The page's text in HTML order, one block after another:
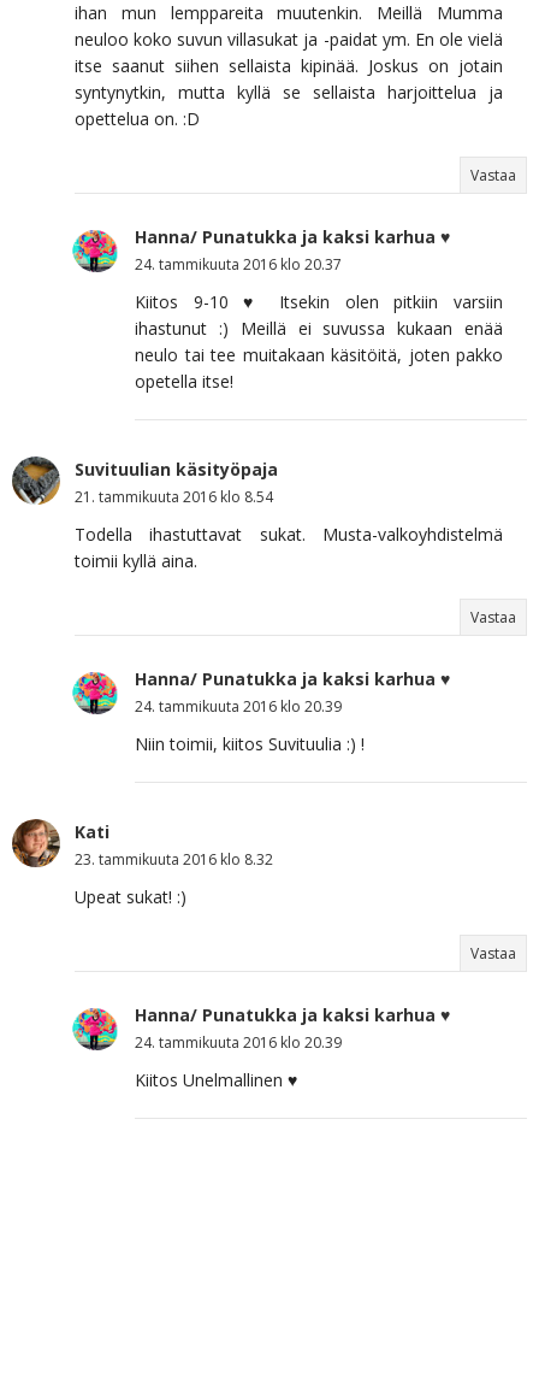
ihan mun lemppareita muutenkin. Meillä Mumma
neuloo koko suvun villasukat ja -paidat ym. En ole vielä
itse saanut siihen sellaista kipinää. Joskus on jotain
syntynytkin, mutta kyllä se sellaista harjoittelua ja
opettelua on. :D
Vastaa
Hanna/ Punatukka ja kaksi karhua ♥
24. tammikuuta 2016 klo 20.37
Kiitos 9-10 ♥ Itsekin olen pitkiin varsiin
ihastunut :) Meillä ei suvussa kukaan enää
neulo tai tee muitakaan käsitöitä, joten pakko
opetella itse!
Suvituulian käsityöpaja
21. tammikuuta 2016 klo 8.54
Todella ihastuttavat sukat. Musta-valkoyhdistelmä
toimii kyllä aina.
Vastaa
Hanna/ Punatukka ja kaksi karhua ♥
24. tammikuuta 2016 klo 20.39
Niin toimii, kiitos Suvituulia :) !
Kati
23. tammikuuta 2016 klo 8.32
Upeat sukat! :)
Vastaa
Hanna/ Punatukka ja kaksi karhua ♥
24. tammikuuta 2016 klo 20.39
Kiitos Unelmallinen ♥